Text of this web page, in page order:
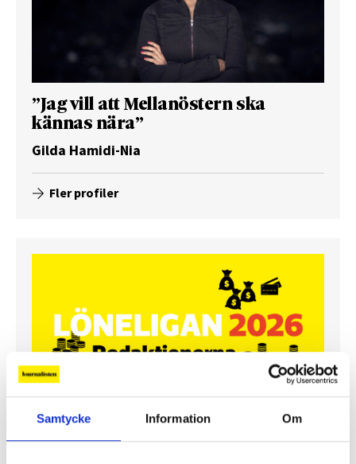
Samtycke Information Om
”Jag vill att Mellanöstern ska
kännas nära”
Gilda Hamidi-Nia
Fler profiler
Lönerna – redaktion för redaktion